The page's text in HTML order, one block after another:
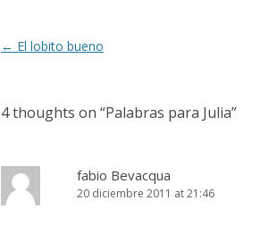
k
Post
← El lobito bueno
4 thoughts on “Palabras para Julia”
fabio Bevacqua
20 diciembre 2011 at 21:46